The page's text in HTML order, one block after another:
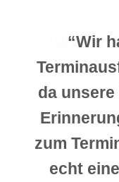
“Wir
unsere
Token in
Kunden
“Wir
da
zum
echt
neuen